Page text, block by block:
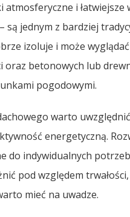
i łatwiejsze
są jednym z bardziej
izoluje i może
oraz betonowych lub
pogodowymi.
warto
energetyczną.
do indywidualnych
pod względem
mieć na uwadze.